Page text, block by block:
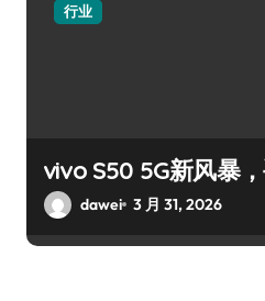
行业
vivo S50 5G新风暴
dawei 3 月 31, 2026